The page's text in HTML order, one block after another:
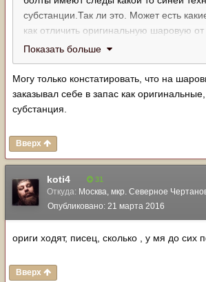
субстанции.Так ли это. Может есть
как отличить оригинальную шаровую
подделки повертев их в руках в магазине
Показать больше
Могу только констатировать, что на
заказывал себе в запас как
субстанция.
Вверх
koti4 31
Откуда: Москва, мкр. Северное
Опубликовано: 21 марта 2016
ориги ходят, писец, сколько , у мя до сих
Вверх